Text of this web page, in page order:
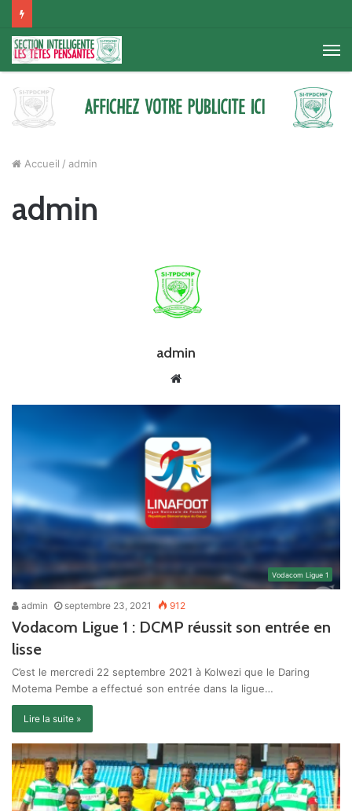
Accueil / admin
admin
admin
Website
Vodacom Ligue 1
admin septembre 23, 2021 912
Vodacom Ligue 1 : DCMP réussit son entrée en
lisse
C’est le mercredi 22 septembre 2021 à Kolwezi que le Daring
Motema Pembe a effectué son entrée dans la ligue…
Lire la suite »